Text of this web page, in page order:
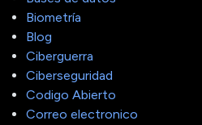
Biometría
Blog
Ciberguerra
Ciberseguridad
Codigo Abierto
Correo electronico